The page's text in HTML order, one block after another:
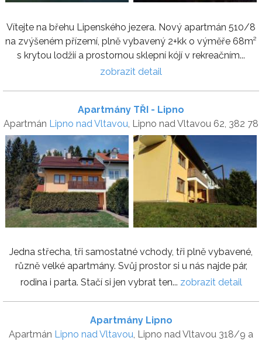
Vítejte na břehu Lipenského jezera. Nový apartmán 510/8
na zvýšeném přízemí, plně vybavený 2+kk o výměře 68m²
s krytou lodžií a prostornou sklepní kójí v rekreačním...
zobrazit detail
Apartmány TŘI - Lipno
Apartmán Lipno nad Vltavou , Lipno nad Vltavou 62, 382 78
Jedna střecha, tři samostatné vchody, tři plně vybavené,
různě velké apartmány. Svůj prostor si u nás najde pár,
rodina i parta. Stačí si jen vybrat ten... zobrazit detail
Apartmány Lipno
Apartmán Lipno nad Vltavou , Lipno nad Vltavou 318/9 a